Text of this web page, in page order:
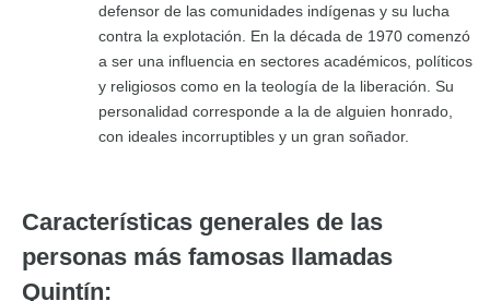
defensor de las comunidades indígenas y su lucha
contra la explotación. En la década de 1970 comenzó
a ser una influencia en sectores académicos, políticos
y religiosos como en la teología de la liberación. Su
personalidad corresponde a la de alguien honrado,
con ideales incorruptibles y un gran soñador.
Características generales de las
personas más famosas llamadas
Quintín: